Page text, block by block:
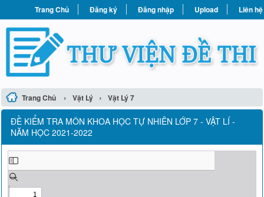
Trang Chủ Đăng ký Đăng nhập Upload Liên hệ
Trang Chủ › Vật Lý › Vật Lý 7
ĐỀ KIỂM TRA MÔN KHOA HỌC TỰ NHIÊN LỚP 7 - VẬT LÍ -
NĂM HỌC 2021-2022